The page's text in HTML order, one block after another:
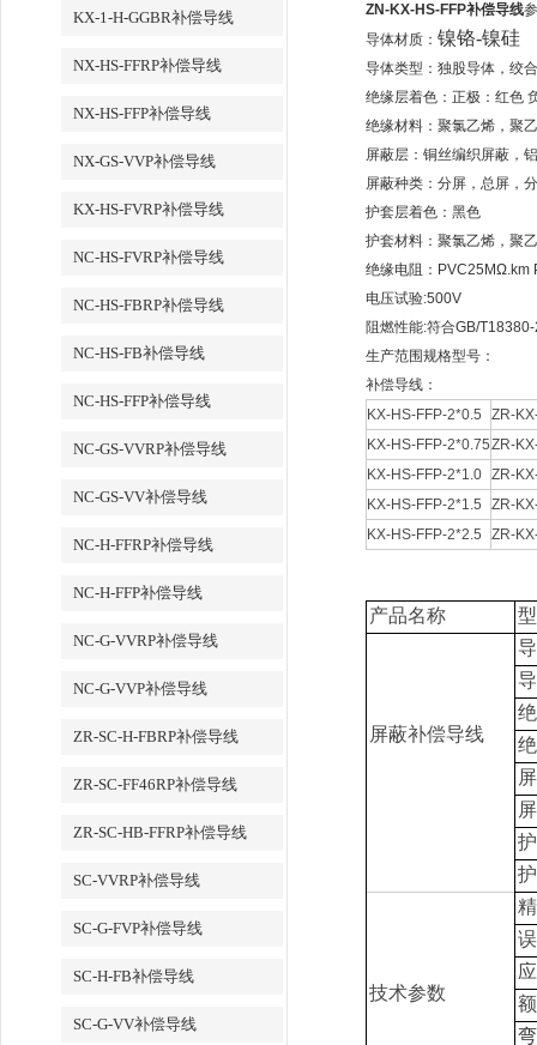
KX-1-H-GGBR补偿导线
NX-HS-FFRP补偿导线
NX-HS-FFP补偿导线
NX-GS-VVP补偿导线
KX-HS-FVRP补偿导线
NC-HS-FVRP补偿导线
NC-HS-FBRP补偿导线
NC-HS-FB补偿导线
NC-HS-FFP补偿导线
NC-GS-VVRP补偿导线
NC-GS-VV补偿导线
NC-H-FFRP补偿导线
NC-H-FFP补偿导线
NC-G-VVRP补偿导线
NC-G-VVP补偿导线
ZR-SC-H-FBRP补偿导线
ZR-SC-FF46RP补偿导线
ZR-SC-HB-FFRP补偿导线
SC-VVRP补偿导线
SC-G-FVP补偿导线
SC-H-FB补偿导线
SC-G-VV补偿导线
ZN-KX-HS-FFP补偿导线
导体材质： 镍铬-镍硅
导体类型：独股导体，绞
绝缘层着色：正极：红色
绝缘材料：聚氯乙烯，聚
屏蔽层：铜丝编织屏蔽，
屏蔽种类：分屏，总屏，
护套层着色：黑色
护套材料：聚氯乙烯，聚
绝缘电阻：
电压试验:500V
阻燃性能:符合GB/
生产范围规格型号：
补偿导线：
KX-HS-FFP-2*0.5
ZR-
KX-HS-FFP-2*0.75ZR-
KX-HS-FFP-2*1.0 ZR-
KX-HS-FFP-2*1.5
ZR-
KX-HS-FFP-2*2.5
ZR-
产品名称
屏蔽补偿导线
技术参数